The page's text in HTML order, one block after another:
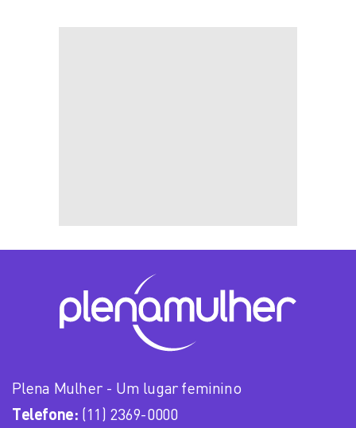
Plena Mulher - Um lugar feminino
Telefone: (11) 2369-0000